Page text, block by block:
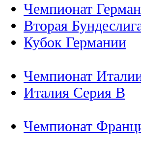
Чемпионат
Вторая
Кубок Германии
Чемпионат
Италия Серия B
Чемпионат